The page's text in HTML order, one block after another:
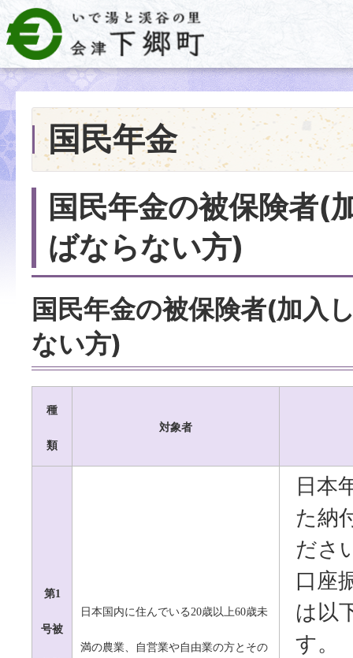
国民年金
国民年金の被保険者(
ばならない方)
国民年金の被保険者(加入
ない方)
種
類
対象者
第1
号被
日本国内に住んでいる20歳以上60歳未
満の農業、自営業や自由業の方とその
日本
た納
ださ
口座
は以
す。